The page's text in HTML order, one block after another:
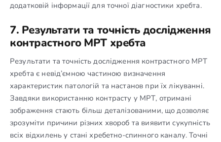
додатковій інформації для точної діагностики хребта.
7. Результати та точність дослідження
контрастного МРТ хребта
Результати та точність дослідження контрастного МРТ
хребта є невід’ємною частиною визначення
характеристик патологій та настанов при їх лікуванні.
Завдяки використанню контрасту у МРТ, отримані
зображення стають більш деталізованими, що дозволяє
зрозуміти причини різних хвороб та виявити сукупність
всіх відхилень у стані хребетно-спинного каналу. Точні